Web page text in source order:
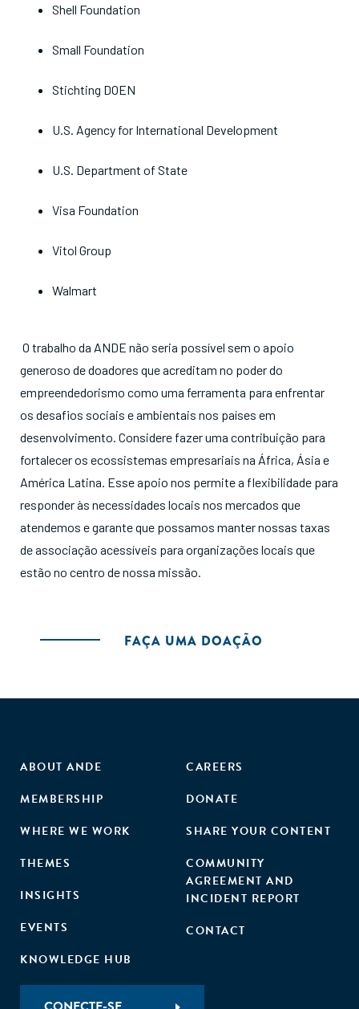
Shell Foundation
Small Foundation
Stichting DOEN
U.S. Agency for International Development
U.S. Department of State
Visa Foundation
Vitol Group
Walmart
O trabalho da ANDE não seria possível sem o apoio
generoso de doadores que acreditam no poder do
empreendedorismo como uma ferramenta para enfrentar
os desafios sociais e ambientais nos países em
desenvolvimento. Considere fazer uma contribuição para
fortalecer os ecossistemas empresariais na África, Ásia e
América Latina. Esse apoio nos permite a flexibilidade para
responder às necessidades locais nos mercados que
atendemos e garante que possamos manter nossas taxas
de associação acessíveis para organizações locais que
estão no centro de nossa missão.
FAÇA UMA DOAÇÃO
ABOUT ANDE
MEMBERSHIP
WHERE WE WORK
THEMES
INSIGHTS
EVENTS
KNOWLEDGE HUB
CAREERS
DONATE
SHARE YOUR CONTENT
COMMUNITY
AGREEMENT AND
INCIDENT REPORT
CONTACT